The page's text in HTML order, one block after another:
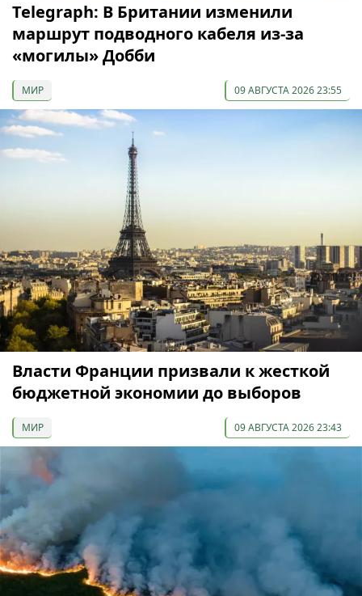
Telegraph: В Британии изменили
маршрут подводного кабеля из-за
«могилы» Добби
МИР 09 АВГУСТА 2026 23:55
Власти Франции призвали к жесткой
бюджетной экономии до выборов
МИР 09 АВГУСТА 2026 23:43